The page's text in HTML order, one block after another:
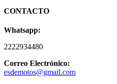
CONTACTO
Whatsapp:
2222934480
Correo Electrónico:
esdemotos@gmail.com